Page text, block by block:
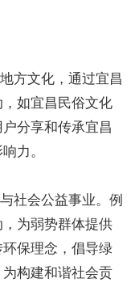
方文化，通过宜昌
如宜昌民俗文化
分享和传承宜昌
力。
社会公益事业。例
为弱势群体提供
保理念，倡导绿
构建和谐社会贡